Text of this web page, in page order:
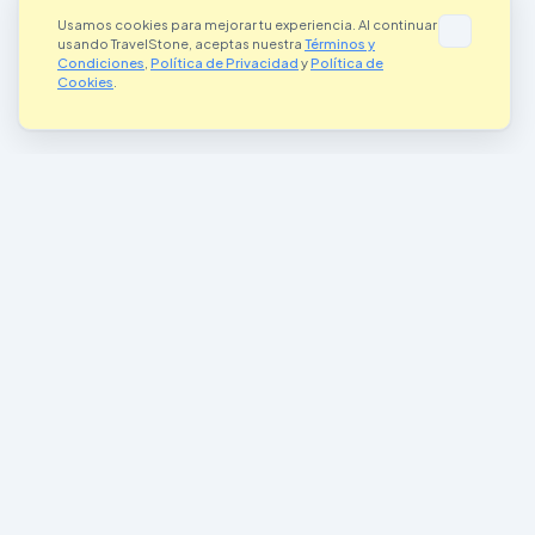
Usamos cookies para mejorar tu experiencia. Al continuar
usando TravelStone, aceptas nuestra Términos y
Condiciones Política de Privacidad yPolítica de
Cookies